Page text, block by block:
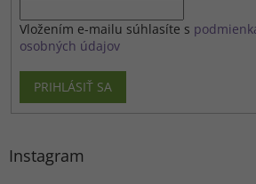
Vložením e-mailu súhlasíte s
osobných údajov
PRIHLÁSIŤ SA
Instagram